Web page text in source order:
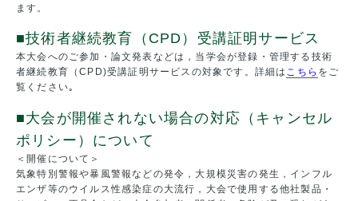
ます。
■技術者継続教育（CPD）受講証明サービス
本大会へのご参加・論文発表などは，当学会が登録・管理する技術
者継続教育（CPD)受講証明サービスの対象です。詳細は こちら をご
覧ください｡
■大会が開催されない場合の対応（キャンセル
ポリシー）について
＜開催について＞
気象特別警報や暴風警報などの発令，大規模災害の発生，インフル
エンザ等のウイルス性感染症の大流行，大会で使用する他社製品・